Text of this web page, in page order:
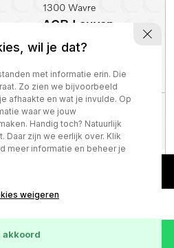
1300 Wavre
ACB Leuven
Ambachtenlaan 2
wil je dat?
met informatie erin. Die
Zo zien we bijvoorbeeld
afhaakte en wat je invulde. Op
waar we jouw
Handig toch? Natuurlijk
Daar zijn we eerlijk over. Klik
meer informatie en beheer je
weigeren
akkoord